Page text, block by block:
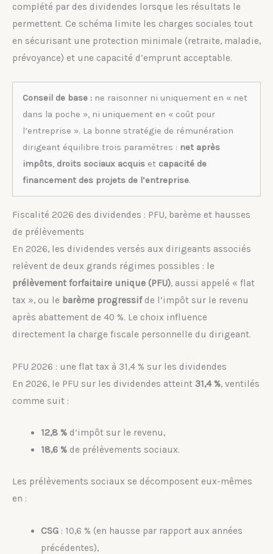
complété par des dividendes lorsque les résultats le
permettent. Ce schéma limite les charges sociales tout
en sécurisant une protection minimale (retraite, maladie,
prévoyance) et une capacité d’emprunt acceptable.
Conseil de base : ne raisonner ni uniquement en « net
dans la poche », ni uniquement en « coût pour
l’entreprise ». La bonne stratégie de rémunération
dirigeant équilibre trois paramètres : net après
impôts, droits sociaux acquis et capacité de
financement des projets de l’entreprise.
Fiscalité 2026 des dividendes : PFU, barème et hausses
de prélèvements
En 2026, les dividendes versés aux dirigeants associés
relèvent de deux grands régimes possibles : le
prélèvement forfaitaire unique (PFU), aussi appelé « flat
tax », ou le barème progressifde l’impôt sur le revenu
après abattement de 40 %. Le choix influence
directement la charge fiscale personnelle du dirigeant.
PFU 2026 : une flat tax à 31,4 % sur les dividendes
En 2026, le PFU sur les dividendes atteint 31,4 %, ventilés
comme suit :
12,8 %d’impôt sur le revenu,
18,6 %de prélèvements sociaux.
Les prélèvements sociaux se décomposent eux-mêmes
en :
CSG: 10,6 % (en hausse par rapport aux années
précédentes),